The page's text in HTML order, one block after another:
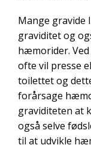
Mange gravide
graviditet og
hæmorider.
ofte vil presse
toilettet og
forårsage
graviditeten at
også selve
til at udvikle